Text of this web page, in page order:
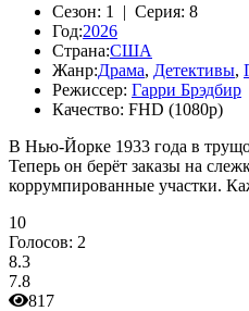
Сезон: 1 | Серия: 8
Год:2026
Страна:США
Жанр:Драма, Детективы,
Режиссер: Гарри Брэдбир
Качество: FHD (1080p)
В Нью-Йорке 1933 года в
Теперь он берёт заказы на
коррумпированные участки.
10
Голосов: 2
8.3
7.8
817